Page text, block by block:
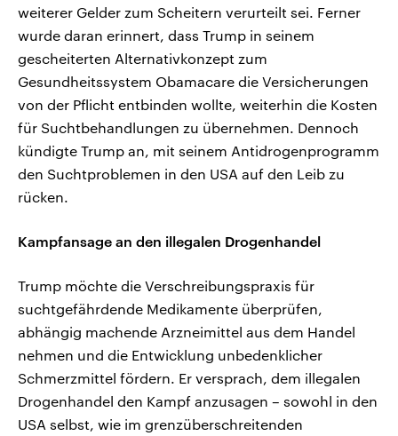
weiterer Gelder zum Scheitern verurteilt sei. Ferner
wurde daran erinnert, dass Trump in seinem
gescheiterten Alternativkonzept zum
Gesundheitssystem Obamacare die Versicherungen
von der Pflicht entbinden wollte, weiterhin die Kosten
für Suchtbehandlungen zu übernehmen. Dennoch
kündigte Trump an, mit seinem Antidrogenprogramm
den Suchtproblemen in den USA auf den Leib zu
rücken.
Kampfansage an den illegalen Drogenhandel
Trump möchte die Verschreibungspraxis für
suchtgefährdende Medikamente überprüfen,
abhängig machende Arzneimittel aus dem Handel
nehmen und die Entwicklung unbedenklicher
Schmerzmittel fördern. Er versprach, dem illegalen
Drogenhandel den Kampf anzusagen – sowohl in den
USA selbst, wie im grenzüberschreitenden